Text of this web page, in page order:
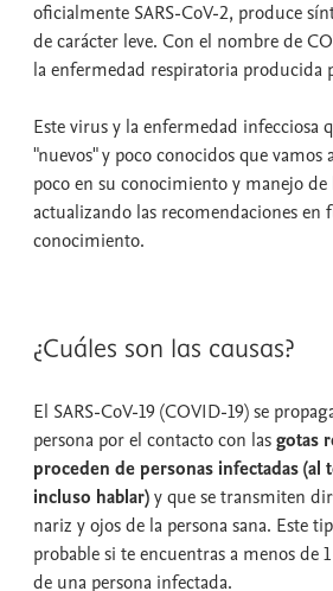
oficialmente SARS-CoV-2, produce
de carácter leve. Con el nombre de
la enfermedad respiratoria producida
Este virus y la enfermedad infecciosa
"nuevos" y poco conocidos que vamos
poco en su conocimiento y manejo
actualizando las recomendaciones en
conocimiento.
¿Cuáles son las causas?
El SARS-CoV-19 (COVID-19) se
persona por el contacto con lasgotas
proceden de personas infectadas (al
incluso hablar)y que se transmiten
nariz y ojos de la persona sana. Este
probable si te encuentras a menos de
de una persona infectada.